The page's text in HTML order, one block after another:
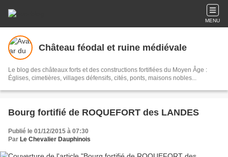
MENU
Château féodal et ruine médiévale
Le blog des châteaux forts et des constructions fortifiées du Moyen Âge :
Églises, cimetières, villages défensifs, cités, ponts, maisons nobles...
Bourg fortifié de ROQUEFORT des LANDES
Publié le 01/12/2015 à 07:30
Par Le Chevalier Dauphinois